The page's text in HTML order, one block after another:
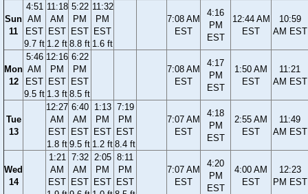
Sun
11
4:51
AM
EST
9.7 ft
11:18
AM
EST
1.2 ft
5:22
PM
EST
8.8 ft
11:32
PM
EST
1.6 ft
7:08 AM
EST
4:16
PM
EST
12:44 AM
EST
10:59
AM EST
Mon
12
5:46
AM
EST
9.5 ft
12:16
PM
EST
1.3 ft
6:22
PM
EST
8.5 ft
7:08 AM
EST
4:17
PM
EST
1:50 AM
EST
11:21
AM EST
Tue
13
12:27
AM
EST
1.8 ft
6:40
AM
EST
9.5 ft
1:13
PM
EST
1.2 ft
7:19
PM
EST
8.4 ft
7:07 AM
EST
4:18
PM
EST
2:55 AM
EST
11:49
AM EST
Wed
14
1:21
AM
EST
7:32
AM
EST
2:05
PM
EST
8:11
PM
EST
7:07 AM
EST
4:20
PM
EST
4:00 AM
EST
12:23
PM EST